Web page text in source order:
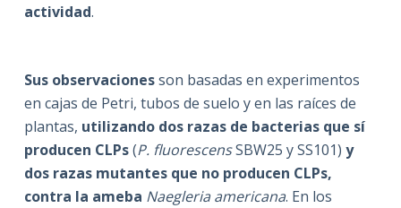
actividad.
Sus observacionesson basadas en experimentos
en cajas de Petri, tubos de suelo y en las raíces de
plantas, utilizando dos razas de bacterias que sí
producen CLPs(P. fluorescensSBW25 y SS101) y
dos razas mutantes que no producen CLPs,
contra la ameba Naegleria americana. En los